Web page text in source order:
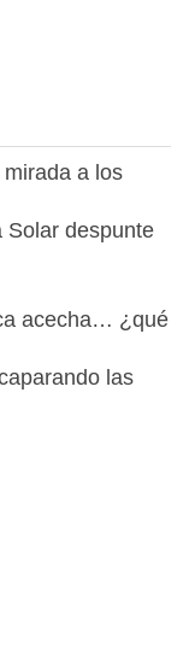
a los
Solar despunte
acecha… ¿qué
las